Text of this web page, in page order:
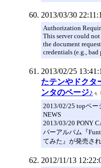
2013/03/30
Authorization
This server could
the document
credentials (e.g., bad
2013/02/25
たテンやドクタ
ンタのページ♪
2013/02/25 topペー
NEWS
2013/03/20 PONY
バーアルバム『
てみた』が発売さ
2012/11/13